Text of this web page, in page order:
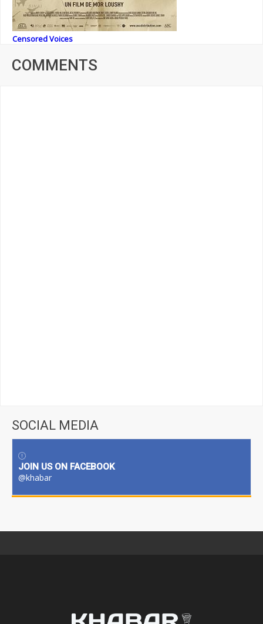
Censored Voices
COMMENTS
SOCIAL MEDIA
JOIN US ON FACEBOOK
@khabar